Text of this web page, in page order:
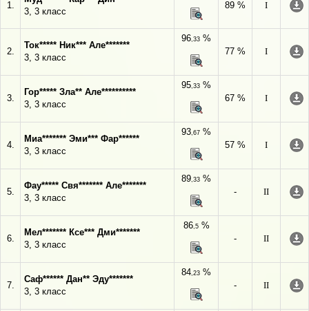
1.
3, 3 класс
89 % I
2.
Ток***** Ник*** Але*******
3, 3 класс
96,33 %
77 %
I
3.
Гор***** Зла** Але**********
3, 3 класс
95,33 %
67 %
I
4.
Миа******* Эми*** Фар******
3, 3 класс
93,67 %
57 %
I
5.
Фау***** Свя******* Але*******
3, 3 класс
89,33 %
-
II
6.
Мел******* Ксе*** Дми*******
3, 3 класс
86,5%
-
II
7.
Саф****** Дан** Эду*******
3, 3 класс
84,23 %
-
II